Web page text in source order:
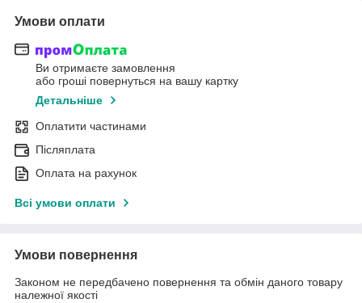
Умови оплати
Ви отримаєте замовлення
або гроші повернуться на вашу картку
Детальніше
Оплатити частинами
Післяплата
Оплата на рахунок
Всі умови оплати
Умови повернення
Законом не передбачено повернення та обмін даного товару
належної якості